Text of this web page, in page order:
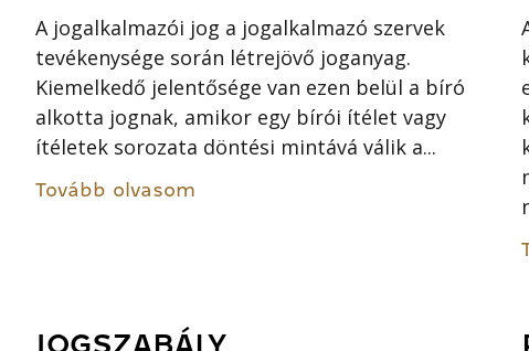
A jogalkalmazói jog a jogalkalmazó szervek
tevékenysége során létrejövő joganyag.
Kiemelkedő jelentősége van ezen belül a bíró
alkotta jognak, amikor egy bírói ítélet vagy
ítéletek sorozata döntési mintává válik a...
Tovább olvasom